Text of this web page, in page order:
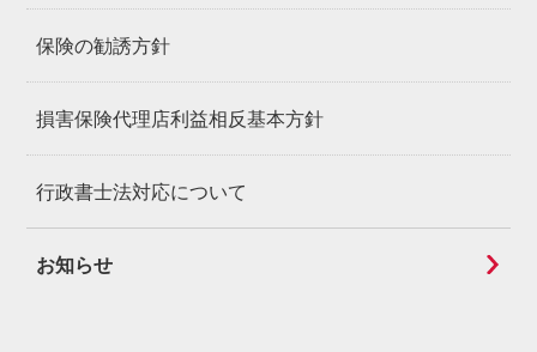
保険の勧誘方針
損害保険代理店利益相反基本方針
行政書士法対応について
お知らせ